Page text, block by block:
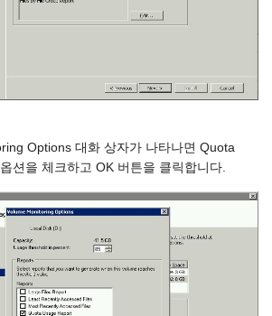
Options 대화 상자가 나타나면 Quota
션을 체크하고 OK 버튼을 클릭합니다.